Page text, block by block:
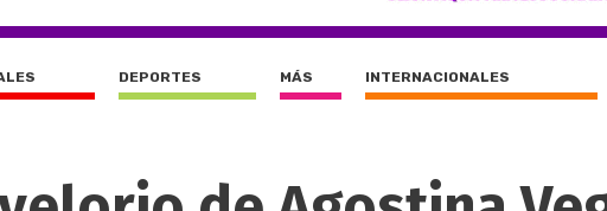
DEPORTES MÁS INTERNACIONALES